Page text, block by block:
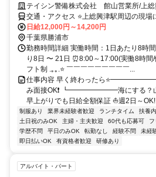
テイシン警備株式会社 館山営業所/上総
交通・アクセス ⭐上総興津駅周辺の現
り！移動の心配は不要です♪
日給12,000円～14,200円
千葉県勝浦市
勤務時間詳細 実働時間：1日あたり8時
り8日 〜 21日 ⏰8:00～17:00(実働8時間/
フト制 .｡｡.⭐ ￣￣￣￣￣￣￣￣￣...
仕事内容 早く終わったら
み面接OK❗ ┗━━━━━━━海にする？山
早上がりでも日給全額保証 ⛵週2日～OK!
制服あり 業界未経験者歓迎 ランチタイム 扶養
土日祝のみOK
主婦・主夫歓迎 60代も応募可
学歴不問
平日のみOK 転勤なし 経験不問 未経
即日払いOK
有資格者歓迎 研修あり
アルバイト・パート